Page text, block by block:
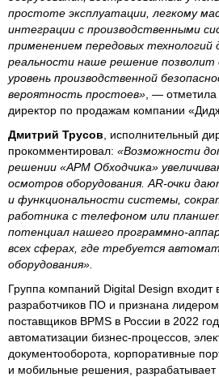
простоте эксплуатации, легкому
интеграции с производственными
применением передовых технологий
реальности наше решение
уровень производственной
вероятность простоев» , — отметила
директор по продажам компании
Дмитрий Трусов , исполнительный
прокомментировал: «Возможности
решении «АРМ Обходчика»
осмотров оборудования. AR-очки
и функциональности системы,
работника с телефоном или
потенциал нашего программно-
всех сферах, где требуется
оборудования».
Группа компаний Digital Design входит
разработчиков ПО и признана
поставщиков BPMS в России в 2022
автоматизации бизнес-процессов,
документооборота, корпоративные
и мобильные решения, разрабатывает